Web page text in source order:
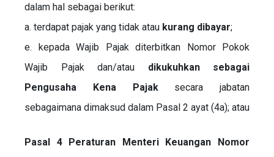
dalam hal sebagai berikut:
a. terdapat pajak yang tidak atau kurang dibayar;
e. kepada Wajib Pajak diterbitkan Nomor Pokok
Wajib Pajak dan/atau dikukuhkan sebagai
Pengusaha Kena Pajak secara jabatan
sebagaimana dimaksud dalam Pasal 2 ayat (4a); atau
Pasal 4 Peraturan Menteri Keuangan Nomor